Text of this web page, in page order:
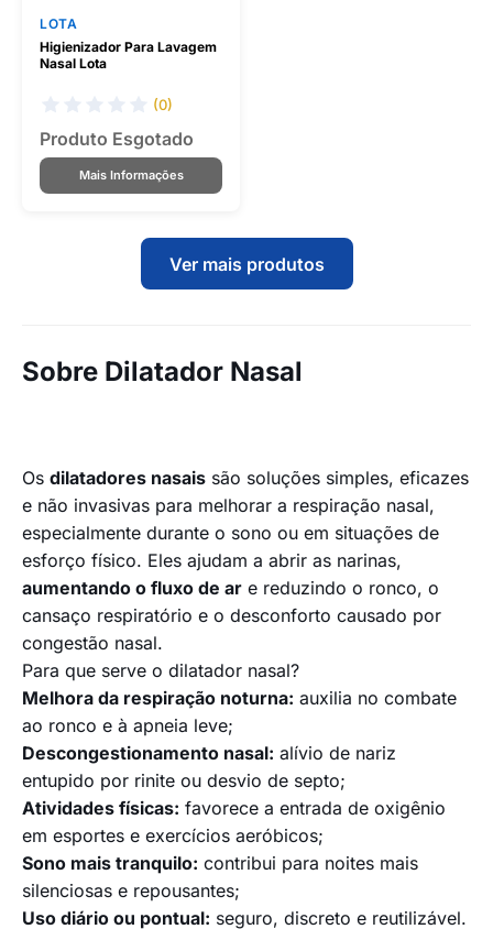
LOTA
Higienizador Para Lavagem
Nasal Lota
(0)
Produto Esgotado
Mais Informações
Ver mais produtos
Sobre Dilatador Nasal
Os dilatadores nasais são soluções simples, eficazes
e não invasivas para melhorar a respiração nasal,
especialmente durante o sono ou em situações de
esforço físico. Eles ajudam a abrir as narinas,
aumentando o fluxo de ar e reduzindo o ronco, o
cansaço respiratório e o desconforto causado por
congestão nasal.
Para que serve o dilatador nasal?
Melhora da respiração noturna: auxilia no combate
ao ronco e à apneia leve;
Descongestionamento nasal: alívio de nariz
entupido por rinite ou desvio de septo;
Atividades físicas: favorece a entrada de oxigênio
em esportes e exercícios aeróbicos;
Sono mais tranquilo: contribui para noites mais
silenciosas e repousantes;
Uso diário ou pontual: seguro, discreto e reutilizável.